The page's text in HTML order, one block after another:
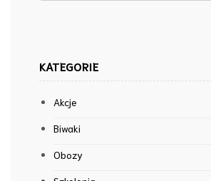
KATEGORIE
Akcje
Biwaki
Obozy